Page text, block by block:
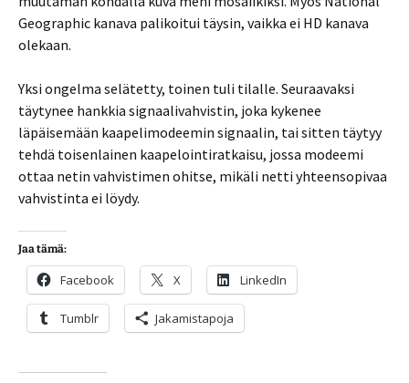
Geographic kanava palikoitui täysin, vaikka ei HD kanava
olekaan.
Yksi ongelma selätetty, toinen tuli tilalle. Seuraavaksi
täytynee hankkia signaalivahvistin, joka kykenee
läpäisemään kaapelimodeemin signaalin, tai sitten täytyy
tehdä toisenlainen kaapelointiratkaisu, jossa modeemi
ottaa netin vahvistimen ohitse, mikäli netti yhteensopivaa
vahvistinta ei löydy.
Jaa tämä:
Facebook X LinkedIn
Tumblr Jakamistapoja